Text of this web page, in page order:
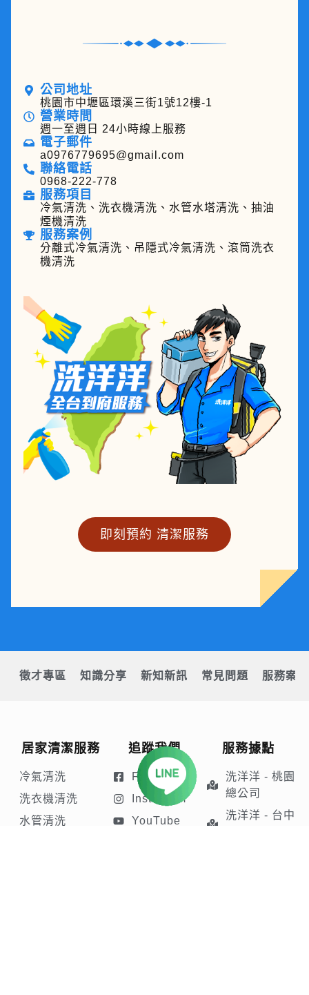
公司地址
桃園市中壢區環溪三街1號12樓-1
營業時間
週一至週日 24小時線上服務
電子郵件
a0976779695@gmail.com
聯絡電話
0968-222-778
服務項目
冷氣清洗、洗衣機清洗、水管水塔清洗、抽油
煙機清洗
服務案例
分離式冷氣清洗、吊隱式冷氣清洗、滾筒洗衣
機清洗
即刻預約 清潔服務
徵才專區 知識分享 新知新訊 常見問題 服務案例
居家清潔服務
冷氣清洗
洗衣機清洗
水管清洗
追蹤我們
Facebook
Instagram
YouTube
服務據點
洗洋洋 - 桃園
總公司
洗洋洋 - 台中